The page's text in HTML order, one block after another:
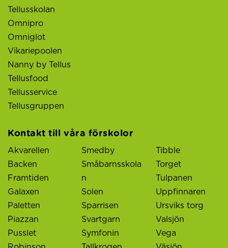
Tellusskolan
Omnipro
Omniglot
Vikariepoolen
Nanny by Tellus
Tellusfood
Tellusservice
Tellusgruppen
Kontakt till våra förskolor
Akvarellen
Backen
Framtiden
Galaxen
Paletten
Piazzan
Pusslet
Smedby
Småbarnsskola
n
Solen
Sparrisen
Svartgarn
Symfonin
Tibble
Torget
Tulpanen
Uppfinnaren
Ursviks torg
Valsjön
Vega